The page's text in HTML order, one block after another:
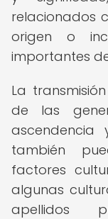
relacionados
origen o
importantes
La
de las
ascendencia
también
factores
algunas
apellidos